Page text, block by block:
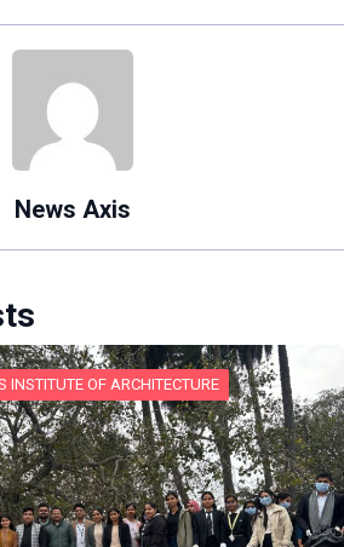
News Axis
INSTITUTE OF ARCHITECTURE